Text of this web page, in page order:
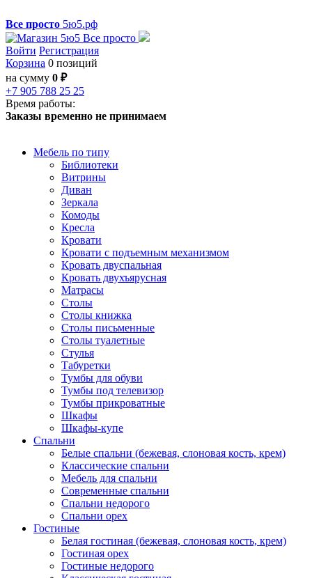
Все просто 5ю5.рф
Войти Регистрация
Корзина 0 позиций
на сумму 0 ₽
+7 905 788 25 25
Время работы:
Заказы временно не принимаем
Мебель по типу
Библиотеки
Витрины
Диван
Зеркала
Комоды
Кресла
Кровати
Кровати с подъемным механизмом
Кровать двуспальная
Кровать двухъярусная
Матрасы
Столы
Столы книжка
Столы письменные
Столы туалетные
Стулья
Табуретки
Тумбы для обуви
Тумбы под телевизор
Тумбы прикроватные
Шкафы
Шкафы-купе
Спальни
Белые спальни (бежевая, слоновая кость, крем)
Классические спальни
Мебель для спальни
Современные спальни
Спальни недорого
Спальни орех
Гостиные
Белая гостиная (бежевая, слоновая кость, крем)
Гостиная орех
Гостиные недорого